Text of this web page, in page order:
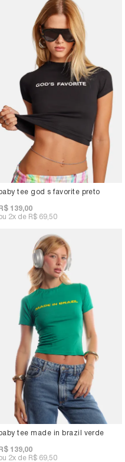
tee god s favorite preto
R$ 139,00
2x R$ 69,50
baby tee made in brazil verde
R$ 139,00
2x R$ 69,50